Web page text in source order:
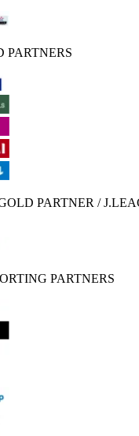
PARTNERS
PARTNER /
PARTNERS